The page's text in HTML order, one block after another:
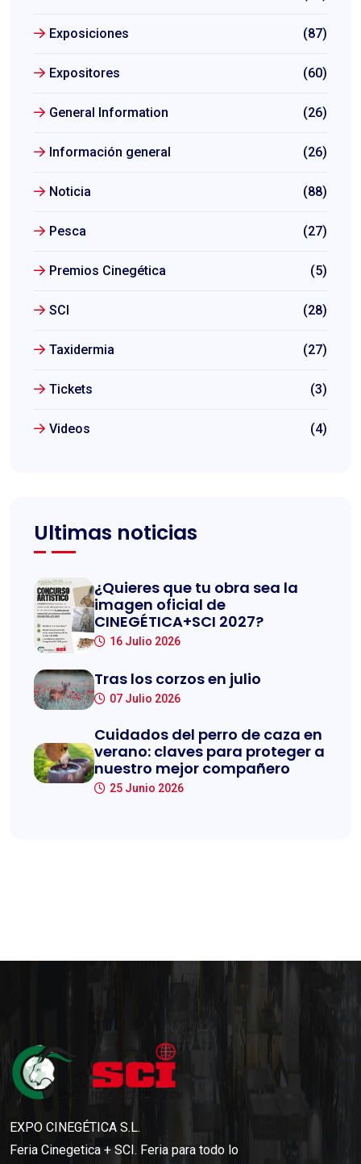
Exposiciones (87)
Expositores (60)
General Information (26)
Información general (26)
Noticia (88)
Pesca (27)
Premios Cinegética (5)
SCI (28)
Taxidermia (27)
Tickets (3)
Videos (4)
Ultimas noticias
¿Quieres que tu obra sea la
imagen oficial de
CINEGÉTICA+SCI 2027?
16 Julio 2026
Tras los corzos en julio
07 Julio 2026
Cuidados del perro de caza en
verano: claves para proteger a
nuestro mejor compañero
25 Junio 2026
EXPO CINEGÉTICA S.L.
Feria Cinegetica + SCI. Feria para todo lo